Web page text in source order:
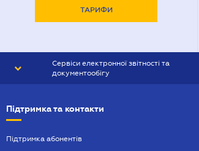
ТАРИФИ
Сервіси електронної звітності та
документообігу
Підтримка та контакти
Підтримка абонентів